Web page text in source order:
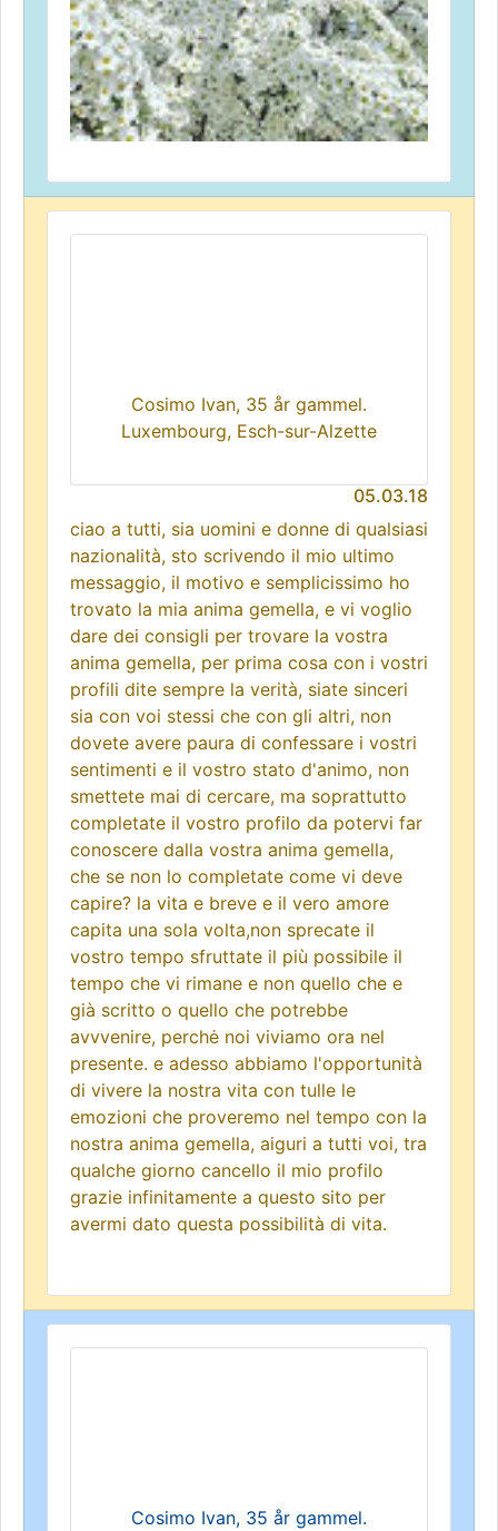
Cosimo Ivan, 35 år gammel.
Luxembourg, Esch-sur-Alzette
05.03.18
ciao a tutti, sia uomini e donne di qualsiasi
nazionalità, sto scrivendo il mio ultimo
messaggio, il motivo e semplicissimo ho
trovato la mia anima gemella, e vi voglio
dare dei consigli per trovare la vostra
anima gemella, per prima cosa con i vostri
profili dite sempre la verità, siate sinceri
sia con voi stessi che con gli altri, non
dovete avere paura di confessare i vostri
sentimenti e il vostro stato d'animo, non
smettete mai di cercare, ma soprattutto
completate il vostro profilo da potervi far
conoscere dalla vostra anima gemella,
che se non lo completate come vi deve
capire? la vita e breve e il vero amore
capita una sola volta,non sprecate il
vostro tempo sfruttate il più possibile il
tempo che vi rimane e non quello che e
già scritto o quello che potrebbe
avvvenire, perchė noi viviamo ora nel
presente. e adesso abbiamo l'opportunità
di vivere la nostra vita con tulle le
emozioni che proveremo nel tempo con la
nostra anima gemella, aiguri a tutti voi, tra
qualche giorno cancello il mio profilo
grazie infinitamente a questo sito per
avermi dato questa possibilità di vita.
Cosimo Ivan, 35 år gammel.